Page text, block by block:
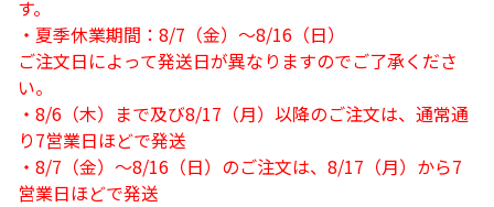
す。
・夏季休業期間：8/7（金）～8/16（日）
ご注文日によって発送日が異なりますのでご了承くださ
い。
・8/6（木）まで及び8/17（月）以降のご注文は、通常通
り7営業日ほどで発送
・8/7（金）～8/16（日）のご注文は、8/17（月）から7
営業日ほどで発送